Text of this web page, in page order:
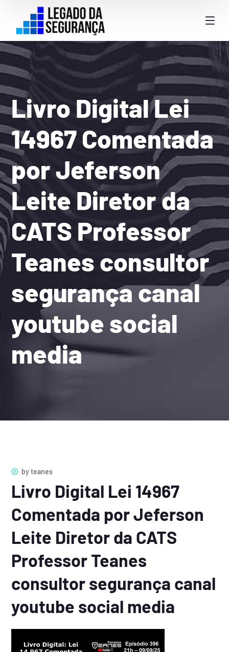
Livro Digital Lei
14967 Comentada
por Jeferson
Leite Diretor da
CATS Professor
Teanes consultor
segurança canal
youtube social
media
byteanes
Livro Digital Lei 14967
Comentada por Jeferson
Leite Diretor da CATS
Professor Teanes
consultor segurança canal
youtube social media